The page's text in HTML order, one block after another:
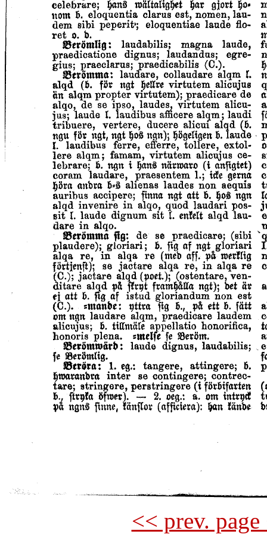
<< prev.